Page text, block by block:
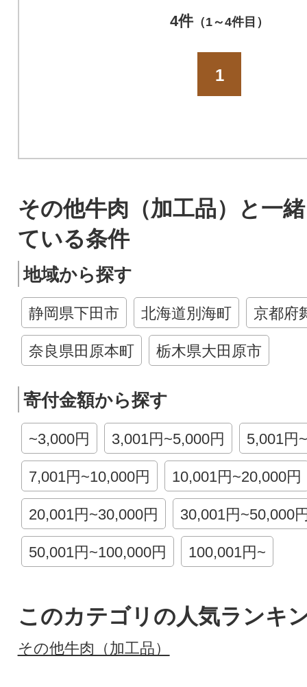
4件（1～4件目）
1
その他牛肉（加工品）と一
ている条件
地域から探す
静岡県下田市 北海道別海町 京都府
奈良県田原本町 栃木県大田原市
寄付金額から探す
~3,000円 3,001円~5,000円 5,001円
7,001円~10,000円 10,001円~20,000円
20,001円~30,000円 30,001円~50,000
50,001円~100,000円 100,001円~
このカテゴリの人気ランキ
その他牛肉（加工品）